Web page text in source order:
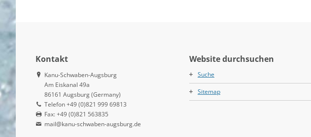
Kontakt
Kanu-Schwaben-Augsburg
Am Eiskanal 49a
86161 Augsburg (Germany)
Telefon +49 (0)821 999 69813
Fax: +49 (0)821 563835
mail@kanu-schwaben-augsburg.de
Website durchsuchen
Suche
Sitemap